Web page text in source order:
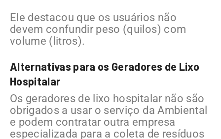
Ele destacou que os usuários não
devem confundir peso (quilos) com
volume (litros).
Alternativas para os Geradores de Lixo
Hospitalar
Os geradores de lixo hospitalar não são
obrigados a usar o serviço da Ambiental
e podem contratar outra empresa
especializada para a coleta de resíduos